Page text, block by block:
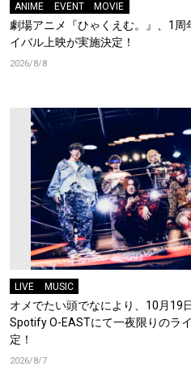
ANIME EVENT MOVIE
劇場アニメ『ひゃくえむ。』、1周
イバル上映が実施決定！
2026/8/8
LIVE MUSIC
オメでたい頭でなにより、10月19
Spotify O-EASTにて一夜限りのラ
定！
2026/8/7